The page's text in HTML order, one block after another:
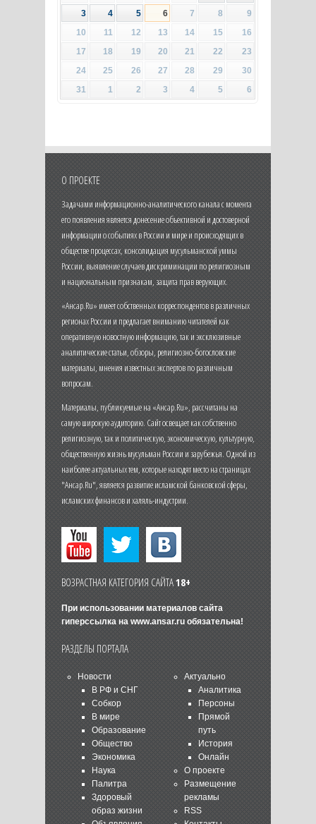
3
4 5 6 7 8
9
10
11 12 13 14 15
16
17
18 19 20 21 22
23
24
25 26 27 28 29
30
31
1 2 3 4 5 6
О ПРОЕКТЕ
Задачами информационно-аналитического канала с момента
его появления является донесение объективной и достоверной
информации о событиях в России и мире и происходящих в
обществе процессах, консолидация мусульманской уммы
России, выявление случаев дискриминации по религиозным
и национальным признакам, защита прав верующих.
«Ансар.Ru» имеет собственных корреспондентов в различных
регионах России и предлагает вниманию читателей как
оперативную новостную информацию, так и эксклюзивные
аналитические статьи, обзоры, религиозно-богословские
материалы, мнения известных экспертов по различным
вопросам.
Материалы, публикуемые на «Ансар.Ru», рассчитаны на
самую широкую аудиторию. Сайт освещает как собственно
религиозную, так и политическую, экономическую, культурную,
общественную жизнь мусульман России и зарубежья. Одной из
наиболее актуальных тем, которые находят место на страницах
"Ансар.Ru", является развитие исламской банковской сферы,
исламских финансов и халяль-индустрии.
ВОЗРАСТНАЯ КАТЕГОРИЯ САЙТА18+
При использовании материалов сайта
гиперссылка на www.ansar.ruобязательна!
РАЗДЕЛЫ ПОРТАЛА
Новости
В РФ и СНГ
Собкор
В мире
Образование
Общество
Экономика
Наука
Палитра
Здоровый
образ жизни
Актуально
Аналитика
Персоны
Прямой
путь
История
Онлайн
О проекте
Размещение
рекламы
RSS